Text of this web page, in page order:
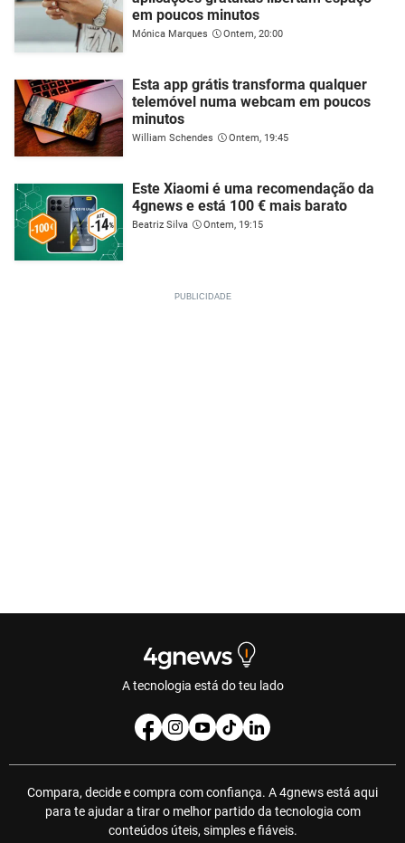
em poucos minutos
Mónica Marques Ontem, 20:00
Esta app grátis transforma qualquer
telemóvel numa webcam em poucos
minutos
William Schendes Ontem, 19:45
Este Xiaomi é uma recomendação da
4gnews e está 100 € mais barato
Beatriz Silva Ontem, 19:15
A tecnologia está do teu lado
Compara, decide e compra com confiança. A 4gnews está aqui
para te ajudar a tirar o melhor partido da tecnologia com
conteúdos úteis, simples e fiáveis.